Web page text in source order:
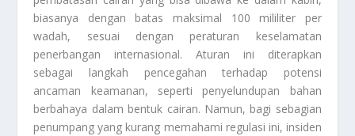
biasanya dengan batas maksimal 100 mililiter per
wadah, sesuai dengan peraturan keselamatan
penerbangan internasional. Aturan ini diterapkan
sebagai langkah pencegahan terhadap potensi
ancaman keamanan, seperti penyelundupan bahan
berbahaya dalam bentuk cairan. Namun, bagi sebagian
penumpang yang kurang memahami regulasi ini, insiden